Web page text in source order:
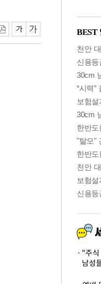
"주
남성